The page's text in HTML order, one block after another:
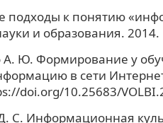
подходы к понятию
и образования.
А. Ю. Формирование у
в сети
doi.org/10.25683/
С. Информационная